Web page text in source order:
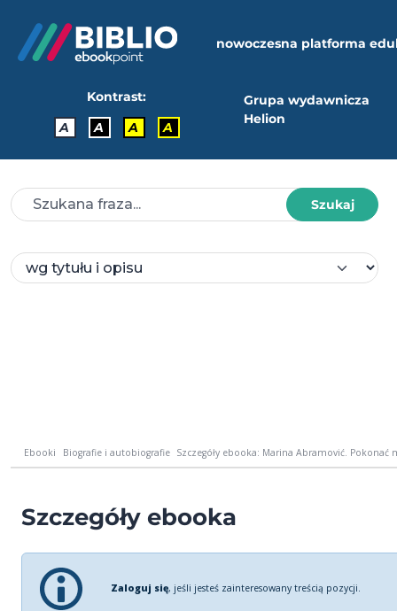
nowoczesna platforma
Kontrast:
A
A A A
Grupa wydawnicza
Helion
Szukaj
Ebooki Biografie i autobiografie Szczegóły ebooka: Marina Abramović. Pokonać
Szczegóły ebooka
Zaloguj się, jeśli jesteś zainteresowany treścią pozycji.